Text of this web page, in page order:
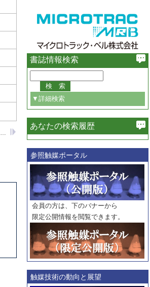
新規ゼオライト前駆体YNU-2Pの調製とポスト処理による骨格構造の安定化
書誌情報検索
▼詳細検索
必ず含む
巻・号指定
巻
号
範囲指定
巻
号～
巻
号
触媒年鑑
年度
記事種別
マーク：
マークあり
あなたの検索履歴
参照触媒ポータル
会員の方は、下のバナーから
限定公開情報を閲覧できます。
触媒技術の動向と展望